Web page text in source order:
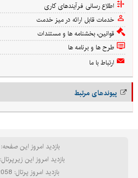
اطلاع رسانی فرآیندهای کاری
خدمات قابل ارائه در میز خدمت
قوانین، بخشنامه ها و مستندات
طرح ها و برنامه ها
ارتباط با ما
پیوندهای مرتبط
بازدید امروز این صفحه: 1
بازدید امروز این زیرپرتال: 21
بازدید امروز پرتال: 2058